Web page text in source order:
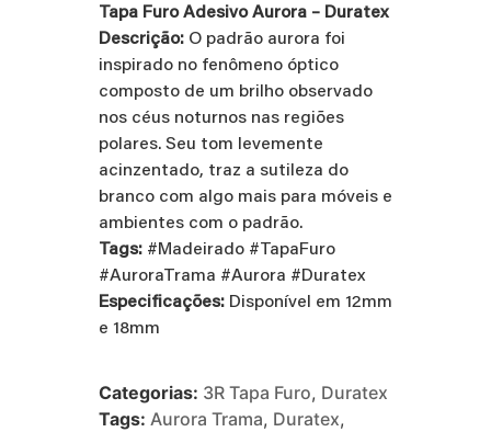
Tapa Furo Adesivo Aurora – Duratex
Descrição: O padrão aurora foi
inspirado no fenômeno óptico
composto de um brilho observado
nos céus noturnos nas regiões
polares. Seu tom levemente
acinzentado, traz a sutileza do
branco com algo mais para móveis e
ambientes com o padrão.
Tags: #Madeirado #TapaFuro
#AuroraTrama #Aurora #Duratex
Especificações: Disponível em 12mm
e 18mm
Categorias: 3R Tapa Furo, Duratex
Tags: Aurora Trama, Duratex,